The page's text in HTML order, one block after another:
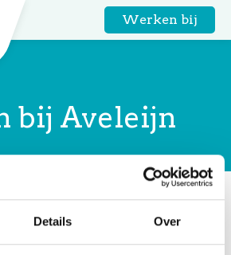
Details Over
Werken bij
bij Aveleijn